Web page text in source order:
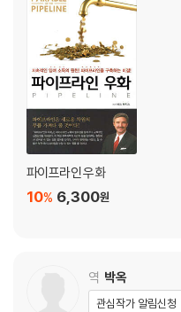
파이프라인 우화
6,300원
10%
역 박옥
관심작가 알림신청